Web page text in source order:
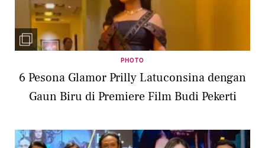
PHOTO
6 Pesona Glamor Prilly Latuconsina dengan
Gaun Biru di Premiere Film Budi Pekerti